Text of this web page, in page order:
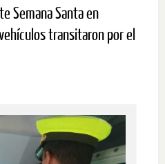
Semana Santa en
transitaron por el